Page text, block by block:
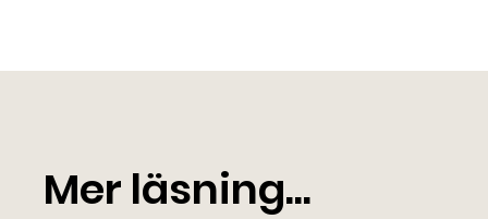
Mer läsning...